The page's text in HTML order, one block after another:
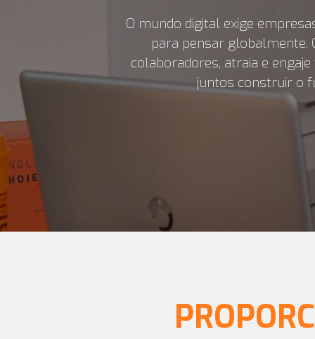
O mundo digital exige
para pensar globalmente.
colaboradores, atraia e
juntos construir o